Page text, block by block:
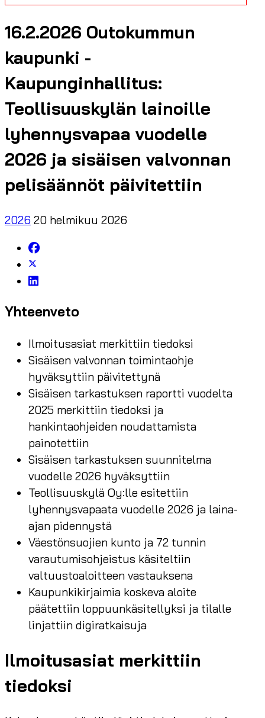
16.2.2026 Outokummun
kaupunki -
Kaupunginhallitus:
Teollisuuskylän lainoille
lyhennysvapaa vuodelle
2026 ja sisäisen valvonnan
pelisäännöt päivitettiin
2026 20 helmikuu 2026
Yhteenveto
Ilmoitusasiat merkittiin tiedoksi
Sisäisen valvonnan toimintaohje
hyväksyttiin päivitettynä
Sisäisen tarkastuksen raportti vuodelta
2025 merkittiin tiedoksi ja
hankintaohjeiden noudattamista
painotettiin
Sisäisen tarkastuksen suunnitelma
vuodelle 2026 hyväksyttiin
Teollisuuskylä Oy:lle esitettiin
lyhennysvapaata vuodelle 2026 ja laina-
ajan pidennystä
Väestönsuojien kunto ja 72 tunnin
varautumisohjeistus käsiteltiin
valtuustoaloitteen vastauksena
Kaupunkikirjaimia koskeva aloite
päätettiin loppuunkäsitellyksi ja tilalle
linjattiin digiratkaisuja
Ilmoitusasiat merkittiin
tiedoksi